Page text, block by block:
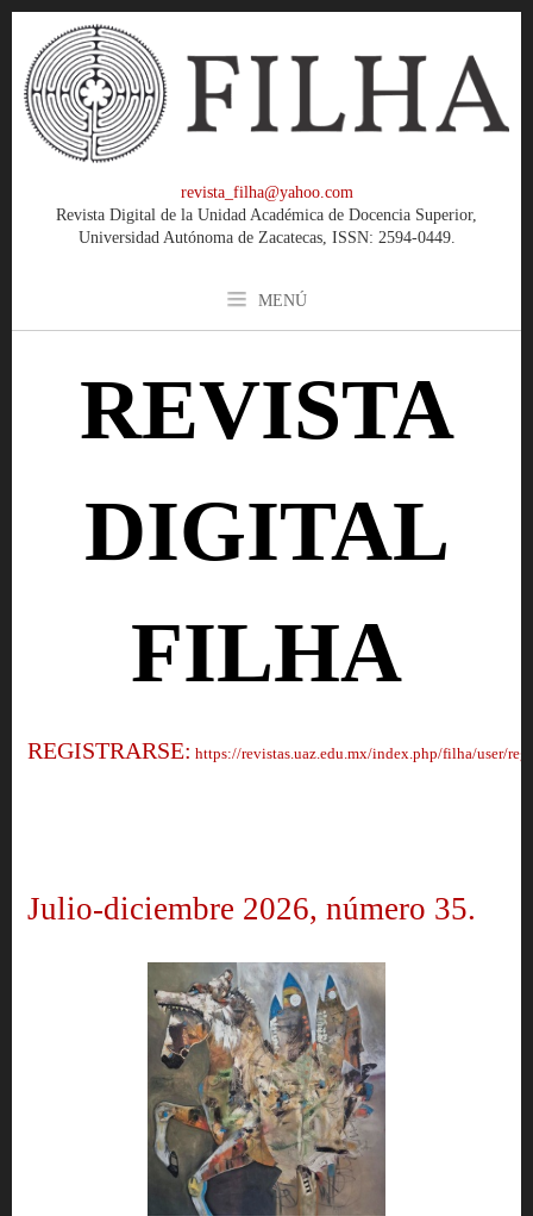
revista_filha@yahoo.com
Revista Digital de la Unidad Académica de Docencia Superior,
Universidad Autónoma de Zacatecas, ISSN: 2594-0449.
MENÚ
REVISTA
DIGITAL
FILHA
REGISTRARSE: https://revistas.uaz.edu.mx/index.php/filha/user/
Julio-diciembre 2026, número 35.